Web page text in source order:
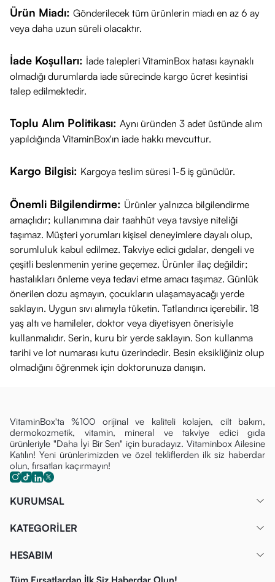
Ürün Miadı: Gönderilecek tüm ürünlerin miadı en az 6 ay
veya daha uzun süreli olacaktır.
İade Koşulları: İade talepleri VitaminBox hatası kaynaklı
olmadığı durumlarda iade sürecinde kargo ücret kesintisi
talep edilmektedir.
Toplu Alım Politikası: Aynı üründen 3 adet üstünde alım
yapıldığında VitaminBox'ın iade hakkı mevcuttur.
Kargo Bilgisi: Kargoya teslim süresi 1-5 iş günüdür.
Önemli Bilgilendirme: Ürünler yalnızca bilgilendirme
amaçlıdır; kullanımına dair taahhüt veya tavsiye niteliği
taşımaz. Müşteri yorumları kişisel deneyimlere dayalı olup,
sorumluluk kabul edilmez. Takviye edici gıdalar, dengeli ve
çeşitli beslenmenin yerine geçemez. Ürünler ilaç değildir;
hastalıkları önleme veya tedavi etme amacı taşımaz. Günlük
önerilen dozu aşmayın, çocukların ulaşamayacağı yerde
saklayın. Uygun sıvı alımıyla tüketin. Tatlandırıcı içerebilir. 18
yaş altı ve hamileler, doktor veya diyetisyen önerisiyle
kullanmalıdır. Serin, kuru bir yerde saklayın. Son kullanma
tarihi ve lot numarası kutu üzerindedir. Besin eksikliğiniz olup
olmadığını öğrenmek için doktorunuza danışın.
VitaminBox'ta %100 orijinal ve kaliteli kolajen, cilt bakım,
dermokozmetik, vitamin, mineral ve takviye edici gıda
ürünleriyle "Daha İyi Bir Sen" için buradayız. Vitaminbox Ailesine
Katılın! Yeni ürünlerimizden ve özel tekliflerden ilk siz haberdar
olun, fırsatları kaçırmayın!
KURUMSAL
KATEGORİLER
HESABIM